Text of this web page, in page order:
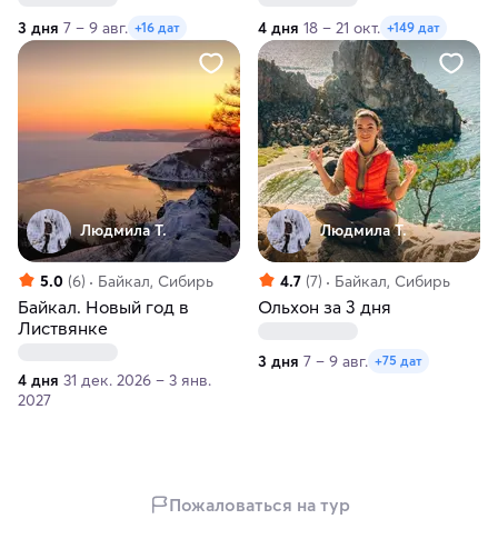
3 дня 7 – 9 авг. +16 дат 4 дня 18 – 21 окт. +149 дат
Людмила Т.
5.0 (6) Байкал, Сибирь
Байкал. Новый год в
Листвянке
4 дня 31 дек. 2026 – 3 янв.
2027
Людмила Т.
4.7 (7) Байкал, Сибирь
Ольхон за 3 дня
3 дня 7 – 9 авг. +75 дат
Пожаловаться на тур